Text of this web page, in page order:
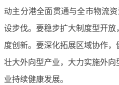
动主分港全面贯通与全市物流
设步伐。要稳步扩大制度型开
度创新。要深化拓展区域协作
壮大外向型产业，大力实施外
业持续健康发展。